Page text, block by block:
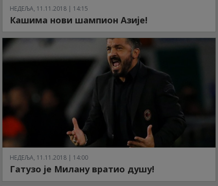
НЕДЕЉА, 11.11.2018 | 14:15
Кашима нови шампион Азије!
НЕДЕЉА, 11.11.2018 | 14:00
Гатузо је Милану вратио душу!